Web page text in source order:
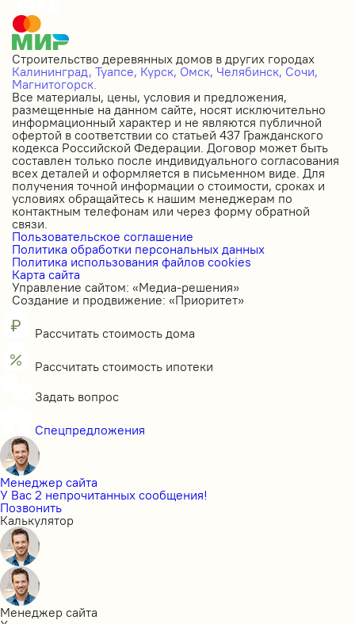
Строительство деревянных домов в других городах
Калининград, Туапсе, Курск, Омск, Челябинск, Сочи,
Магнитогорск.
Все материалы, цены, условия и предложения,
размещенные на данном сайте, носят исключительно
информационный характер и не являются публичной
офертой в соответствии со статьей 437 Гражданского
кодекса Российской Федерации. Договор может быть
составлен только после индивидуального согласования
всех деталей и оформляется в письменном виде. Для
получения точной информации о стоимости, сроках и
условиях обращайтесь к нашим менеджерам по
контактным телефонам или через форму обратной
связи.
Пользовательское соглашение
Политика обработки персональных данных
Политика использования файлов cookies
Карта сайта
Управление сайтом: «Медиа-решения»
Создание и продвижение: «Приоритет»
Рассчитать стоимость дома
Рассчитать стоимость ипотеки
Задать вопрос
Спецпредложения
Менеджер сайта
У Вас 2 непрочитанных сообщения!
Позвонить
Калькулятор
Менеджер сайта